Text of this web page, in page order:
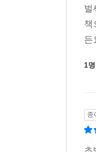
벌
책
든
1명
종
초